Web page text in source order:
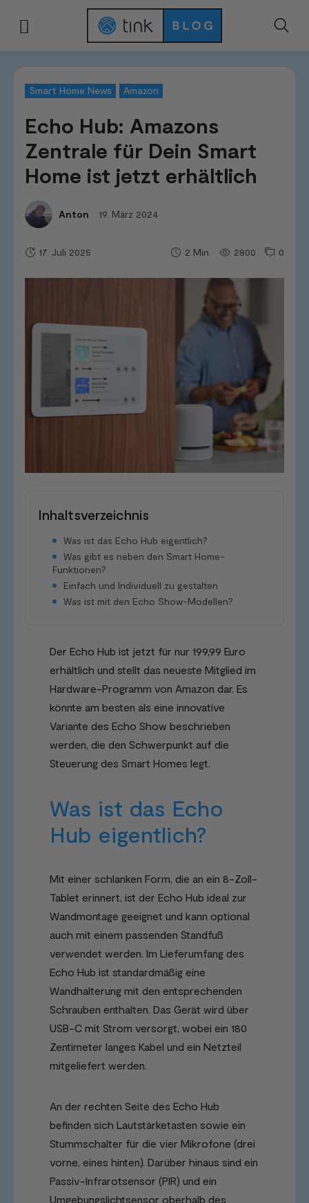
Smart Home News Amazon
Echo Hub: Amazons
Zentrale für Dein Smart
Home ist jetzt erhältlich
Anton 19. März 2024
0
2800
2 Min.
17. Juli 2025
Inhaltsverzeichnis
Was ist das Echo Hub eigentlich?
Was gibt es neben den Smart Home-
Funktionen?
Einfach und Individuell zu gestalten
Was ist mit den Echo Show-Modellen?
Der Echo Hub ist jetzt für nur 199,99 Euro
erhältlich und stellt das neueste Mitglied im
Hardware-Programm von Amazon dar. Es
könnte am besten als eine innovative
Variante des Echo Show beschrieben
werden, die den Schwerpunkt auf die
Steuerung des Smart Homes legt.
Was ist das Echo
Hub eigentlich?
Mit einer schlanken Form, die an ein 8-Zoll-
Tablet erinnert, ist der Echo Hub ideal zur
Wandmontage geeignet und kann optional
auch mit einem passenden Standfuß
verwendet werden. Im Lieferumfang des
Echo Hub ist standardmäßig eine
Wandhalterung mit den entsprechenden
Schrauben enthalten. Das Gerät wird über
USB-C mit Strom versorgt, wobei ein 180
Zentimeter langes Kabel und ein Netzteil
mitgeliefert werden.
An der rechten Seite des Echo Hub
befinden sich Lautstärketasten sowie ein
Stummschalter für die vier Mikrofone (drei
vorne, eines hinten). Darüber hinaus sind ein
Passiv-Infrarotsensor (PIR) und ein
Umgebungslichtsensor oberhalb des